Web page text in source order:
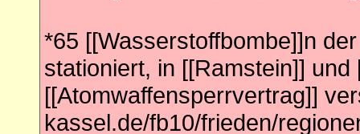
*65 [[Wasserstoffbombe]]n
stationiert, in [[Ramstein]]
[[Atomwaffensperrvertrag]]
kassel.de/fb10/frieden/